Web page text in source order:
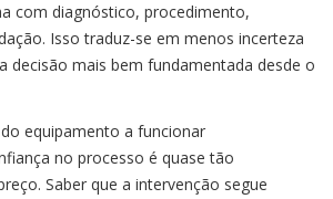
com diagnóstico, procedimento,
Isso traduz-se em menos incerteza
decisão mais bem fundamentada desde o
equipamento a funcionar
no processo é quase tão
Saber que a intervenção segue